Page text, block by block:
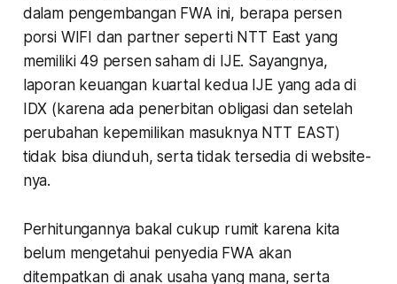
dalam pengembangan FWA ini, berapa persen
porsi WIFI dan partner seperti NTT East yang
memiliki 49 persen saham di IJE. Sayangnya,
laporan keuangan kuartal kedua IJE yang ada di
IDX (karena ada penerbitan obligasi dan setelah
perubahan kepemilikan masuknya NTT EAST)
tidak bisa diunduh, serta tidak tersedia di website-
nya.
Perhitungannya bakal cukup rumit karena kita
belum mengetahui penyedia FWA akan
ditempatkan di anak usaha yang mana, serta